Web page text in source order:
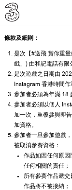
條款及細則：
是次【#送飛 賞你重
戲」) 由和記電話有限
是次遊戲之日期由
Instagram 香港時間作
參加者必須為年滿 18
參加者必須以個人
加一次，重覆參與即
加資格。
參加者一旦參加遊戲
被取消參賽資格：
作品如因任何原因
任何相關的責任；
所有參賽作品遞
作品將不被接納；